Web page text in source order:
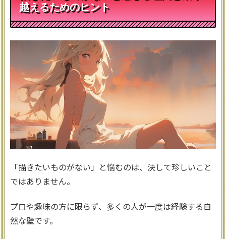
越えるためのヒント
「描きたいものがない」と悩むのは、決して珍しいこと
ではありません。
プロや趣味の方に限らず、多くの人が一度は経験する自
然な壁です。